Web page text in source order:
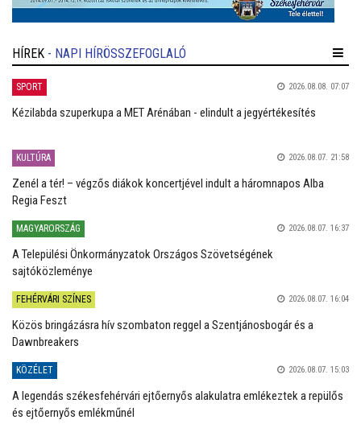
HÍREK - NAPI HÍRÖSSZEFOGLALÓ
SPORT 2026.08.08. 07:07
Kézilabda szuperkupa a MET Arénában - elindult a jegyértékesítés
KULTÚRA 2026.08.07. 21:58
Zenél a tér! – végzős diákok koncertjével indult a háromnapos Alba
Regia Feszt
MAGYARORSZÁG 2026.08.07. 16:37
A Települési Önkormányzatok Országos Szövetségének
sajtóközleménye
FEHÉRVÁRI SZÍNES 2026.08.07. 16:04
Közös bringázásra hív szombaton reggel a Szentjánosbogár és a
Dawnbreakers
KÖZÉLET 2026.08.07. 15:03
A legendás székesfehérvári ejtőernyős alakulatra emlékeztek a repülős
és ejtőernyős emlékműnél